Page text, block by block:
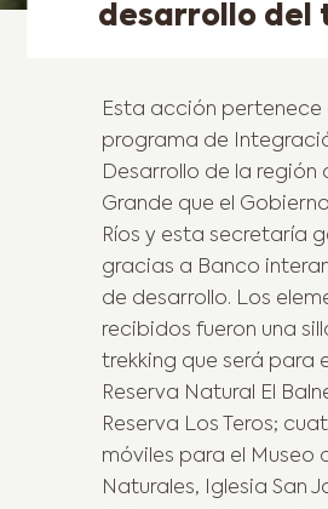
desarrollo del
Esta acción pertenece
programa de
Desarrollo de la región
Grande que el
Ríos y esta secretaría
gracias a Banco
de desarrollo. Los
recibidos fueron una
trekking que será para
Reserva Natural El
Reserva Los Teros;
móviles para el Museo
Naturales, Iglesia San